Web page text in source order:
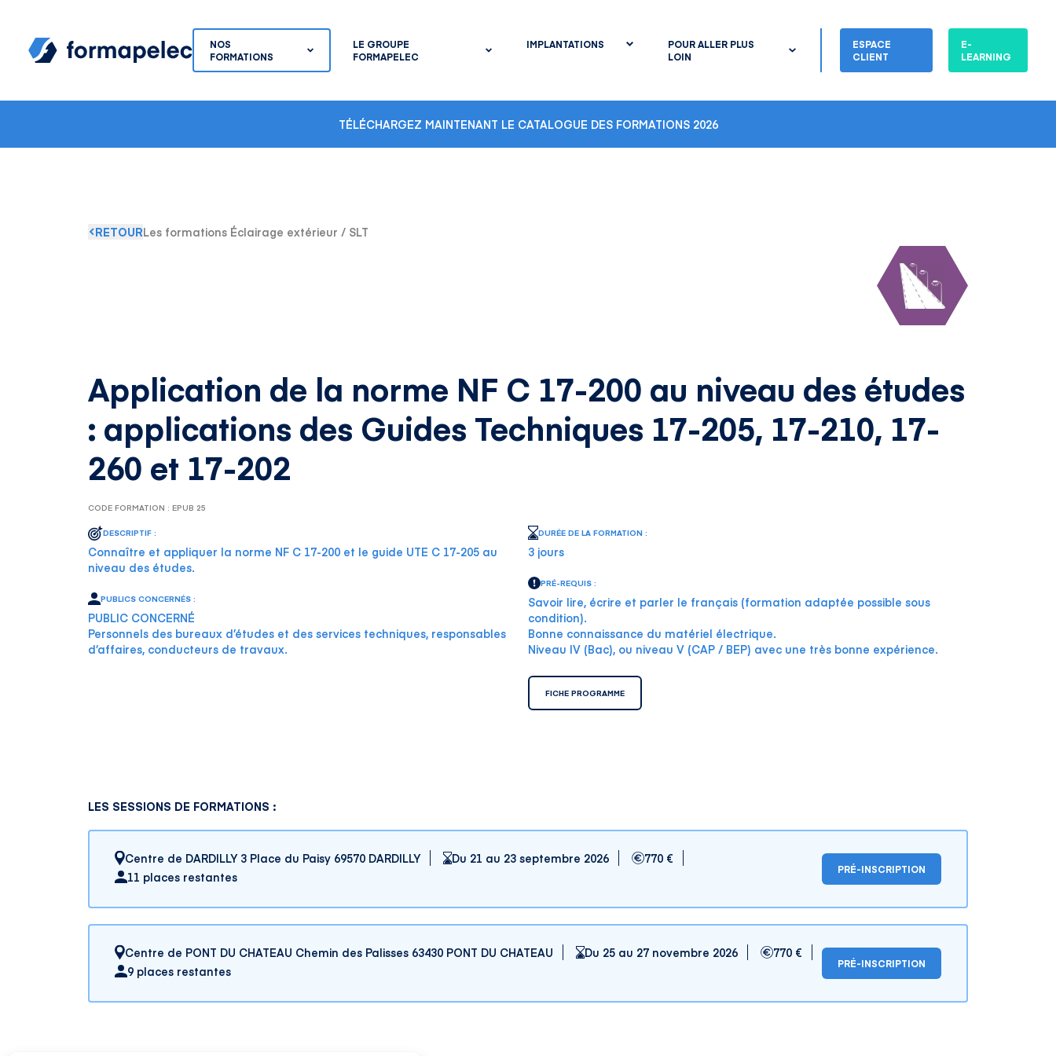
NOS
FORMATIONS
LE GROUPE
FORMAPELEC
IMPLANTATIONS
POUR ALLER PLUS
LOIN
ESPACE
CLIENT
E-
LEARNING
TÉLÉCHARGEZ MAINTENANT LE CATALOGUE DES FORMATIONS 2026
RETOURLes formations Éclairage extérieur / SLT
Application de la norme NF C 17-200 au niveau des études
: applications des Guides Techniques 17-205, 17-210, 17-
260 et 17-202
CODE FORMATION : EPUB 25
DESCRIPTIF :
Connaître et appliquer la norme NF C 17-200 et le guide UTE C 17-205 au
niveau des études.
PUBLICS CONCERNÉS :
PUBLIC CONCERNÉ
Personnels des bureaux d’études et des services techniques, responsables
d’affaires, conducteurs de travaux.
DURÉE DE LA FORMATION :
3 jours
PRÉ-REQUIS :
Savoir lire, écrire et parler le français (formation adaptée possible sous
condition).
Bonne connaissance du matériel électrique.
Niveau IV (Bac), ou niveau V (CAP / BEP) avec une très bonne expérience.
FICHE PROGRAMME
LES SESSIONS DE FORMATIONS :
Centre de DARDILLY 3 Place du Paisy 69570 DARDILLY Du 21 au 23 septembre 2026
770 €
11 places restantes
PRÉ-INSCRIPTION
Centre de PONT DU CHATEAU Chemin des Palisses 63430 PONT DU CHATEAU Du 25 au 27 novembre 2026
770 €
9 places restantes
PRÉ-INSCRIPTION